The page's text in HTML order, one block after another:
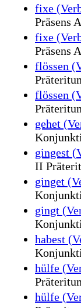
fixe
Präsens
fixe
Präsens
flössen
flössen
gehet
gingest
II
ginget
gingt
habest
hülfe
hülfe